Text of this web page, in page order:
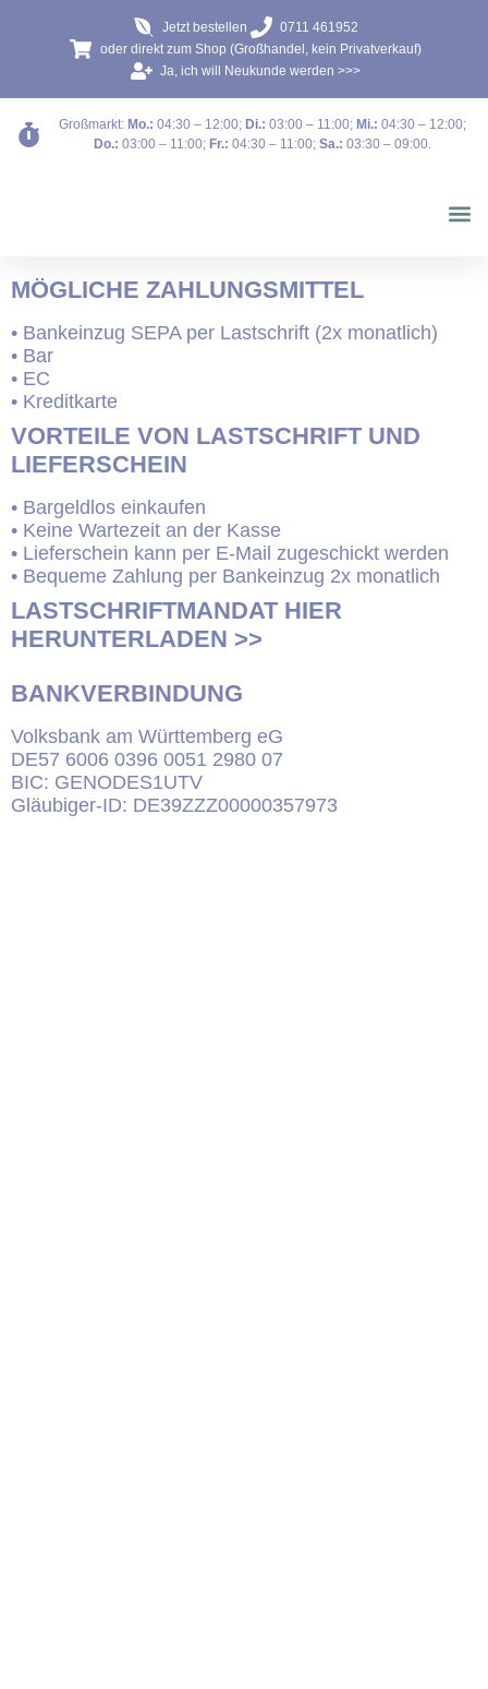
Jetzt bestellen
0711 461952
oder direkt zum Shop (Großhandel, kein Privatverkauf)
Ja, ich will Neukunde werden >>>
Großmarkt: Mo.: 04:30 – 12:00; Di.: 03:00 – 11:00; Mi.: 04:30 – 12:00;
Do.: 03:00 – 11:00; Fr.: 04:30 – 11:00; Sa.: 03:30 – 09:00.
MÖGLICHE ZAHLUNGSMITTEL
• Bankeinzug SEPA per Lastschrift (2x monatlich)
• Bar
• EC
• Kreditkarte
VORTEILE VON LASTSCHRIFT UND
LIEFERSCHEIN
• Bargeldlos einkaufen
• Keine Wartezeit an der Kasse
• Lieferschein kann per E-Mail zugeschickt werden
• Bequeme Zahlung per Bankeinzug 2x monatlich
LASTSCHRIFTMANDAT HIER
HERUNTERLADEN >>
BANKVERBINDUNG
Volksbank am Württemberg eG
DE57 6006 0396 0051 2980 07
BIC: GENODES1UTV
Gläubiger-ID: DE39ZZZ00000357973